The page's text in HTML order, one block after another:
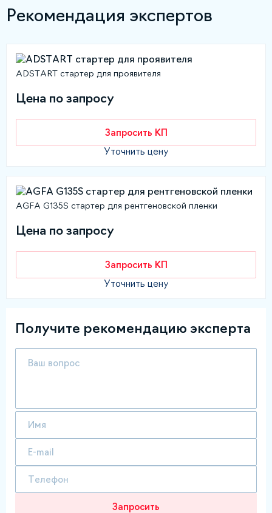
Рекомендация экспертов
ADSTART стартер для проявителя
Цена по запросу
Запросить КП
Уточнить цену
AGFA G135S стартер для рентгеновской пленки
Цена по запросу
Запросить КП
Уточнить цену
Получите рекомендацию эксперта
Запросить